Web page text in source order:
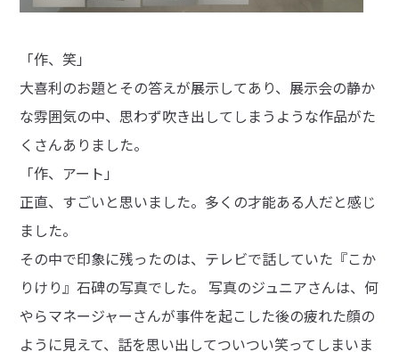
「作、笑」
大喜利のお題とその答えが展示してあり、展示会の静か
な雰囲気の中、思わず吹き出してしまうような作品がた
くさんありました。
「作、アート」
正直、すごいと思いました。多くの才能ある人だと感じ
ました。
その中で印象に残ったのは、テレビで話していた『こか
りけり』石碑の写真でした。 写真のジュニアさんは、何
やらマネージャーさんが事件を起こした後の疲れた顔の
ように見えて、話を思い出してついつい笑ってしまいま